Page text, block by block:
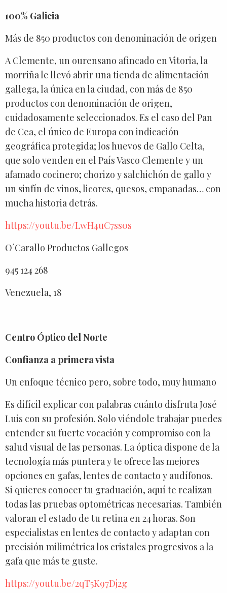
100% Galicia
Más de 850 productos con denominación de origen
A Clemente, un ourensano afincado en Vitoria, la
morriña le llevó abrir una tienda de alimentación
gallega, la única en la ciudad, con más de 850
productos con denominación de origen,
cuidadosamente seleccionados. Es el caso del Pan
de Cea, el único de Europa con indicación
geográfica protegida; los huevos de Gallo Celta,
que solo venden en el País Vasco Clemente y un
afamado cocinero; chorizo y salchichón de gallo y
un sinfín de vinos, licores, quesos, empanadas… con
mucha historia detrás.
https://youtu.be/LwH4uC7ss0s
O´Carallo Productos Gallegos
945 124 268
Venezuela, 18
Centro Óptico del Norte
Confianza a primera vista
Un enfoque técnico pero, sobre todo, muy humano
Es difícil explicar con palabras cuánto disfruta José
Luis con su profesión. Solo viéndole trabajar puedes
entender su fuerte vocación y compromiso con la
salud visual de las personas. La óptica dispone de la
tecnología más puntera y te ofrece las mejores
opciones en gafas, lentes de contacto y audífonos.
Si quieres conocer tu graduación, aquí te realizan
todas las pruebas optométricas necesarias. También
valoran el estado de tu retina en 24 horas. Son
especialistas en lentes de contacto y adaptan con
precisión milimétrica los cristales progresivos a la
gafa que más te guste.
https://youtu.be/2qT5K97Dj2g